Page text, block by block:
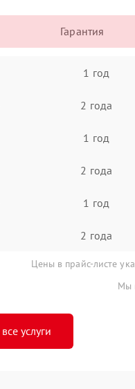
Гарантия
1 год
2 года
1 год
2 года
1 год
2 года
Цены в прайс-листе
Мы
услуги